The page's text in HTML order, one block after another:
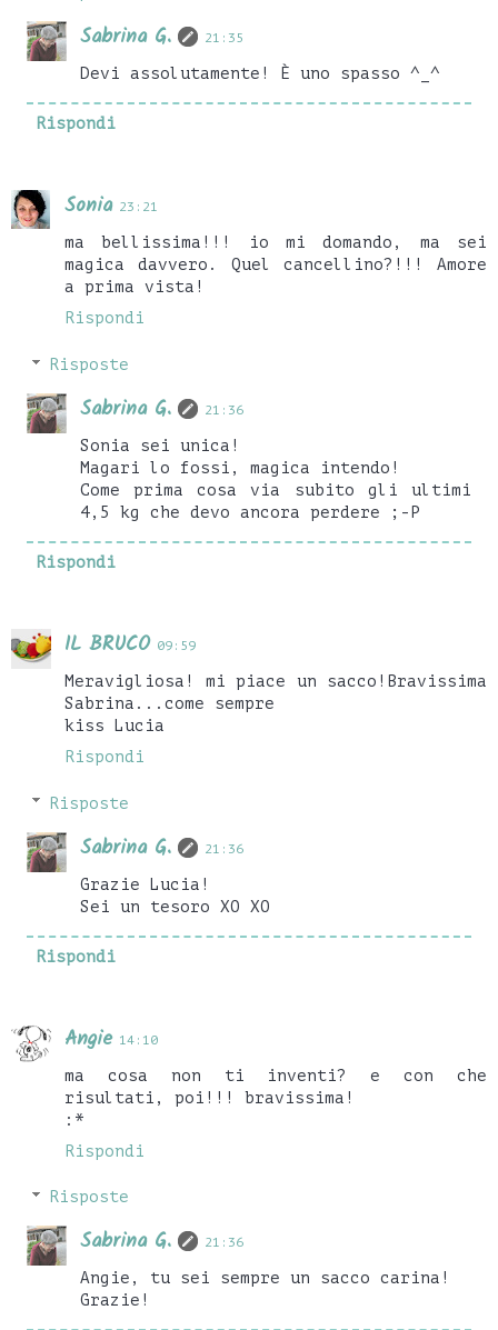
Sabrina G. 21:35
Devi assolutamente! È uno spasso ^_^
Rispondi
Sonia 23:21
ma bellissima!!! io mi domando, ma sei
magica davvero. Quel cancellino?!!! Amore
a prima vista!
Rispondi
Risposte
Sabrina G. 21:36
Sonia sei unica!
Magari lo fossi, magica intendo!
Come prima cosa via subito gli ultimi
4,5 kg che devo ancora perdere ;-P
Rispondi
IL BRUCO 09:59
Meravigliosa! mi piace un sacco!Bravissima
Sabrina...come sempre
kiss Lucia
Rispondi
Risposte
Sabrina G. 21:36
Grazie Lucia!
Sei un tesoro XO XO
Rispondi
Angie 14:10
ma cosa non ti inventi? e con che
risultati, poi!!! bravissima!
:*
Rispondi
Risposte
Sabrina G. 21:36
Angie, tu sei sempre un sacco carina!
Grazie!